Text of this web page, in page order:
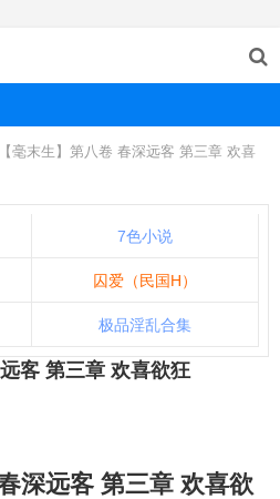
【毫末生】第八卷 春深远客 第三章 欢喜
7色小说
囚爱（民国H）
极品淫乱合集
客 第三章 欢喜欲狂
深远客 第三章 欢喜欲